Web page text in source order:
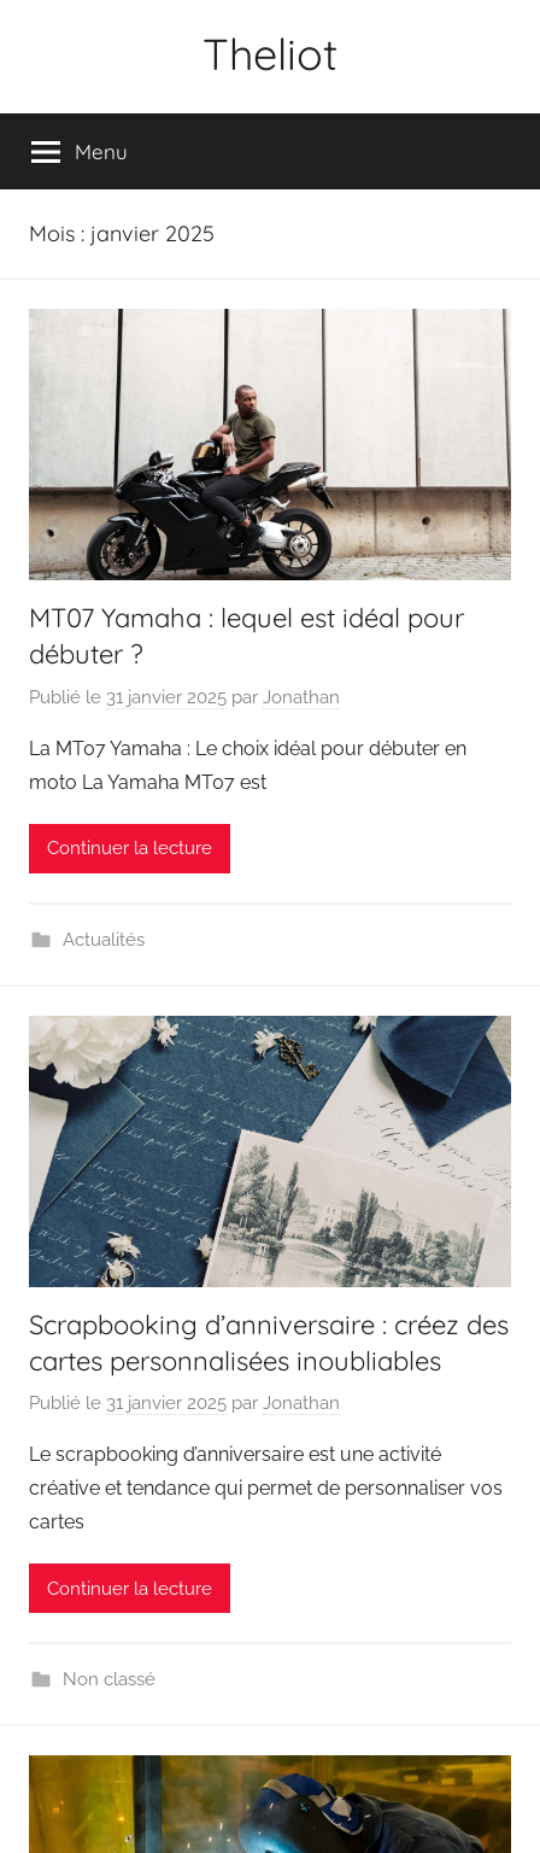
Theliot
Menu
Mois : janvier 2025
MT07 Yamaha : lequel est idéal pour
débuter ?
Publié le 31 janvier 2025 par Jonathan
La MT07 Yamaha : Le choix idéal pour débuter en
moto La Yamaha MT07 est
Continuer la lecture
Actualités
Scrapbooking d’anniversaire : créez des
cartes personnalisées inoubliables
Publié le 31 janvier 2025 par Jonathan
Le scrapbooking d’anniversaire est une activité
créative et tendance qui permet de personnaliser vos
cartes
Continuer la lecture
Non classé